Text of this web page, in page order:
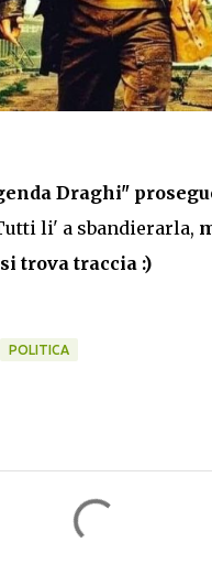
Draghi"
li' a sbandierarla,
trova traccia :)
POLITICA